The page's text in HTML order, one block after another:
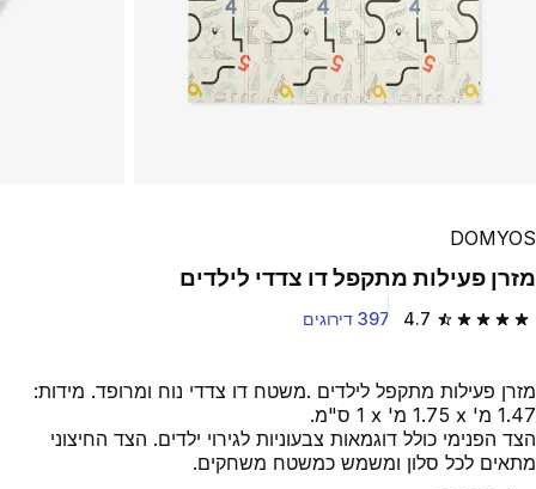
Play Video
DOMYOS
מזרן פעילות מתקפל דו צדדי לילדים
4.7 4.7 out of 5 stars from 397 reviews 397 דירוגים
מזרן פעילות מתקפל לילדים .משטח דו צדדי נוח ומרופד. מידות:
1.47 מ' x ‏1.75 מ' x ‏1 ס"מ.
הצד הפנימי כולל דוגמאות צבעוניות לגירוי ילדים. הצד החיצוני
מתאים לכל סלון ומשמש כמשטח משחקים.